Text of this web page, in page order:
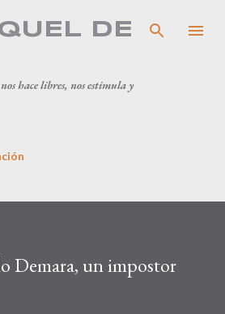
contenido principalDE
hace libres, nos estimula y
Demara, un impostor